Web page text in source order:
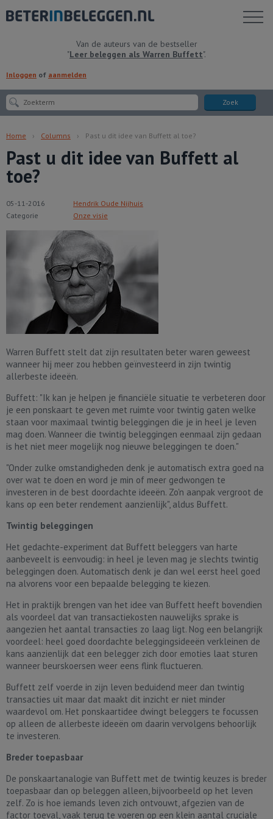
Van de auteurs van de bestseller
"Leer beleggen als Warren Buffett".
Inloggen of aanmelden
Zoek
Toon
Home Columns Past u dit idee van Buffett al toe?
Past u dit idee van Buffett al
toe?
05-11-2016
Hendrik Oude Nijhuis
Categorie
Onze visie
Warren Buffett stelt dat zijn resultaten beter waren geweest
wanneer hij meer zou hebben geïnvesteerd in zijn twintig
allerbeste ideeën.
Buffett: "Ik kan je helpen je financiële situatie te verbeteren door
je een ponskaart te geven met ruimte voor twintig gaten welke
staan voor maximaal twintig beleggingen die je in heel je leven
mag doen. Wanneer die twintig beleggingen eenmaal zijn gedaan
is het niet meer mogelijk nog nieuwe beleggingen te doen."
"Onder zulke omstandigheden denk je automatisch extra goed na
over wat te doen en word je min of meer gedwongen te
investeren in de best doordachte ideeën. Zo'n aanpak vergroot de
kans op een beter rendement aanzienlijk", aldus Buffett.
Twintig beleggingen
Het gedachte-experiment dat Buffett beleggers van harte
aanbeveelt is eenvoudig: in heel je leven mag je slechts twintig
beleggingen doen. Automatisch denk je dan wel eerst heel goed
na alvorens voor een bepaalde belegging te kiezen.
Het in praktijk brengen van het idee van Buffett heeft bovendien
als voordeel dat van transactiekosten nauwelijks sprake is
aangezien het aantal transacties zo laag ligt. Nog een belangrijk
voordeel: heel goed doordachte beleggingsideeën verkleinen de
kans aanzienlijk dat een belegger zich door emoties laat sturen
wanneer beurskoersen weer eens flink fluctueren.
Buffett zelf voerde in zijn leven beduidend meer dan twintig
transacties uit maar dat maakt dit inzicht er niet minder
waardevol om. Het ponskaartidee dwingt beleggers te focussen
op alleen de allerbeste ideeën om daarin vervolgens behoorlijk
te investeren.
Breder toepasbaar
De ponskaartanalogie van Buffett met de twintig keuzes is breder
toepasbaar dan op beleggen alleen, bijvoorbeeld op het leven
zelf. Zo is hoe iemands leven zich ontvouwt, afgezien van de
factor toeval, vaak terug te voeren op een klein aantal cruciale